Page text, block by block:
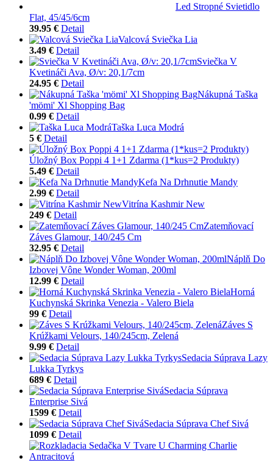
Led Stropné Svietidlo
Flat, 45/45/6cm
39.95 € Detail
Valcová Sviečka Lia
3.49 € Detail
Sviečka V
Kvetináči Ava, Ø/v: 20,1/7cm
24.95 € Detail
Nákupná Taška
'mömi' Xl Shopping Bag
0.99 € Detail
Taška Luca Modrá
5 € Detail
Úložný Box Poppi 4 1+1 Zdarma (1*kus=2 Produkty)
5.49 € Detail
Kefa Na Drhnutie Mandy
2.99 € Detail
Vitrína Kashmir New
249 € Detail
Zatemňovací
Záves Glamour, 140/245 Cm
32.95 € Detail
Náplň Do
Izbovej Vône Wonder Woman, 200ml
12.99 € Detail
Horná
Kuchynská Skrinka Venezia - Valero Biela
99 € Detail
Záves S
Krúžkami Velours, 140/245cm, Zelená
9.99 € Detail
Sedacia Súprava Lazy
Lukka Tyrkys
689 € Detail
Sedacia Súprava
Enterprise Sivá
1599 € Detail
Sedacia Súprava Chef Sivá
1099 € Detail